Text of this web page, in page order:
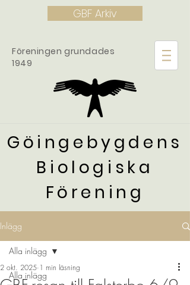
GBF Arkiv
Föreningen grundades
1949
Göingebygdens
Biologiska
Förening
Inlägg
Alla inlägg
Alla inlägg
2 okt. 2025 1 min läsning